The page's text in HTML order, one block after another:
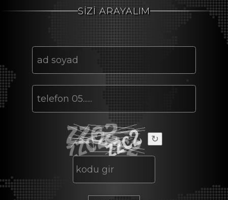
SİZİ ARAYALIM
↻